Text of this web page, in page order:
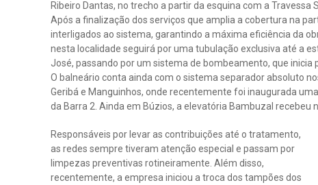
Ribeiro Dantas, no trecho a partir da esquina com a Travessa
Após a finalização dos serviços que amplia a cobertura na
interligados ao sistema, garantindo a máxima eficiência da
nesta localidade seguirá por uma tubulação exclusiva até a
José, passando por um sistema de bombeamento, que inicia
O balneário conta ainda com o sistema separador absoluto
Geribá e Manguinhos, onde recentemente foi inaugurada
da Barra 2. Ainda em Búzios, a elevatória Bambuzal recebeu
Responsáveis por levar as contribuições até o tratamento,
as redes sempre tiveram atenção especial e passam por
limpezas preventivas rotineiramente. Além disso,
recentemente, a empresa iniciou a troca dos tampões dos